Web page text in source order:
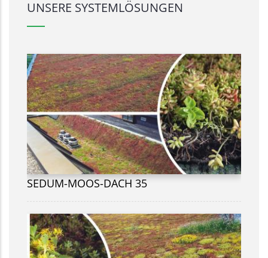
UNSERE SYSTEMLÖSUNGEN
SEDUM-MOOS-DACH 35